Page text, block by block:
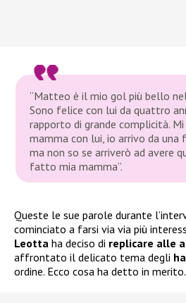
“Matteo è il mio gol più bello
Sono felice con lui da quattro
rapporto di grande complicità.
mamma con lui, io arrivo da una
ma non so se arriverò ad avere
fatto mia mamma”.
Queste le sue parole durante
cominciato a farsi via via più
Leotta ha deciso di replicare alle
affrontato il delicato tema degli
ordine. Ecco cosa ha detto in merito.